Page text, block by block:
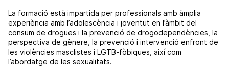
La formació està impartida per professionals amb àmplia
experiència amb l’adolescència i joventut en l’àmbit del
consum de drogues i la prevenció de drogodependències, la
perspectiva de gènere, la prevenció i intervenció enfront de
les violències masclistes i LGTB-fòbiques, així com
l’abordatge de les sexualitats.